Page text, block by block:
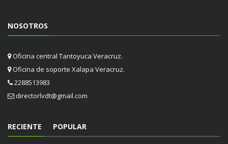
NOSOTROS
Oficina central Tantoyuca Veracruz.
Oficina de soporte Xalapa Veracruz.
2288513983
directorlvdt@gmail.com
RECIENTE POPULAR